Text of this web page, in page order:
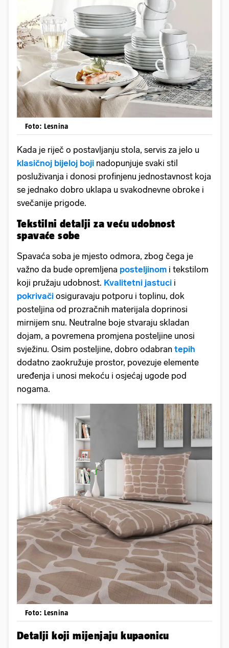
Foto: Lesnina
Kada je riječ o postavljanju stola, servis za jelo u
klasičnoj bijeloj boji nadopunjuje svaki stil
posluživanja i donosi profinjenu jednostavnost koja
se jednako dobro uklapa u svakodnevne obroke i
svečanije prigode.
Tekstilni detalji za veću udobnost
spavaće sobe
Spavaća soba je mjesto odmora, zbog čega je
važno da bude opremljena posteljinom i tekstilom
koji pružaju udobnost. Kvalitetni jastuci i
pokrivači osiguravaju potporu i toplinu, dok
posteljina od prozračnih materijala doprinosi
mirnijem snu. Neutralne boje stvaraju skladan
dojam, a povremena promjena posteljine unosi
svježinu. Osim posteljine, dobro odabran tepih
dodatno zaokružuje prostor, povezuje elemente
uređenja i unosi mekoću i osjećaj ugode pod
nogama.
Foto: Lesnina
Detalji koji mijenjaju kupaonicu